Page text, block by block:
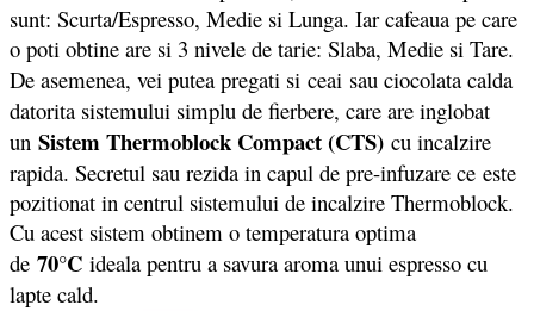
sunt: Scurta/Espresso, Medie si Lunga. Iar cafeaua pe care
o poti obtine are si 3 nivele de tarie: Slaba, Medie si Tare.
De asemenea, vei putea pregati si ceai sau ciocolata calda
datorita sistemului simplu de fierbere, care are inglobat
un Sistem Thermoblock Compact (CTS) cu incalzire
rapida. Secretul sau rezida in capul de pre-infuzare ce este
pozitionat in centrul sistemului de incalzire Thermoblock.
Cu acest sistem obtinem o temperatura optima
de 70°C ideala pentru a savura aroma unui espresso cu
lapte cald.